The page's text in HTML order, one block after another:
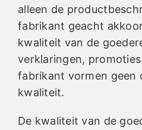
alleen de
fabrikant geacht
kwaliteit van de
verklaringen,
fabrikant vormen geen
kwaliteit.
De kwaliteit van de